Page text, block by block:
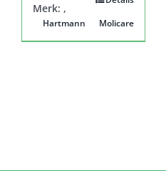
Merk:
Hartmann
,
Molicare